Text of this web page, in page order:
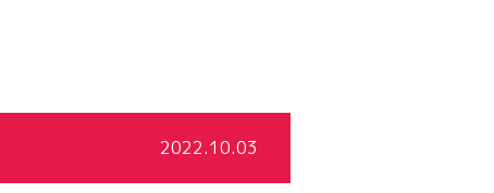
2022.10.03